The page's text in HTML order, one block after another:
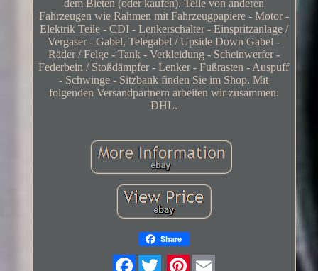
dem Bieten (oder kaufen). Teile von anderen
Fahrzeugen wie Rahmen mit Fahrzeugpapiere - Motor -
Elektrik Teile - CDI - Lenkerschalter - Einspritzanlage /
Vergaser - Gabel, Telegabel / Upside Down Gabel -
Räder / Felge - Tank - Verkleidung - Scheinwerfer -
Federbein / Stoßdämpfer - Lenker - Fußrasten - Auspuff
- Schwinge - Sitzbank finden Sie im Shop. Mit
folgenden Versandpartnern arbeiten wir zusammen:
DHL.
Share